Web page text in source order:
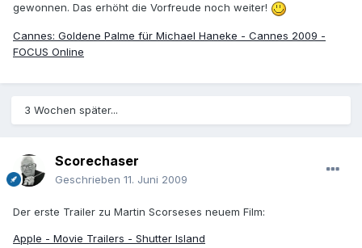
gewonnen. Das erhöht die Vorfreude noch weiter!
Cannes: Goldene Palme für Michael Haneke - Cannes 2009 -
FOCUS Online
3 Wochen später...
Scorechaser
Geschrieben 11. Juni 2009
Der erste Trailer zu Martin Scorseses neuem Film:
Apple - Movie Trailers - Shutter Island